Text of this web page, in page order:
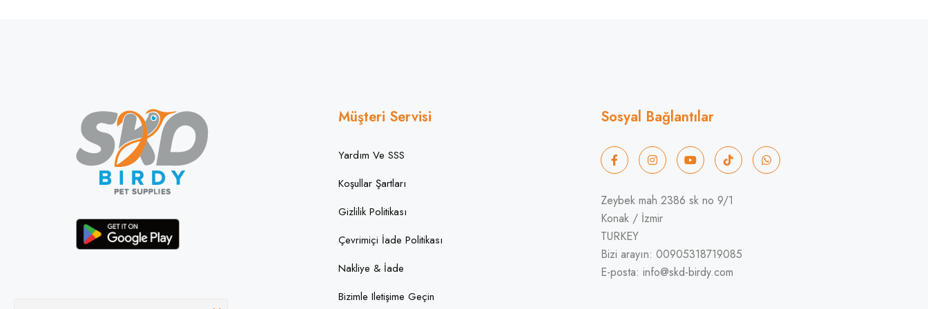
Müşteri Servisi
Yardım Ve SSS
Koşullar Şartları
Gizlilik Politikası
Çevrimiçi İade Politikası
Nakliye & İade
Bizimle Iletişime Geçin
Sosyal Bağlantılar
Zeybek mah 2386 sk no 9/1
Konak / İzmir
TURKEY
Bizi arayın: 00905318719085
E-posta: info@skd-birdy.com